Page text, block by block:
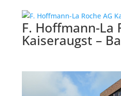
F. Hoffmann-La
Kaiseraugst –